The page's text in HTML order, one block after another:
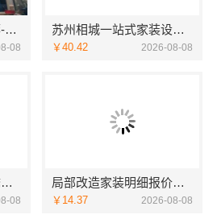
抗风抗震重钢别墅推荐-云南晟构建筑建材有限公司精选
08
苏州相城一站式家装设计多少钱拎包入住-苏州百年豪庭新材料有限公司
￥40.42 2026-08-08
江苏东钢厂家全屋不锈钢定制生产基地兴化江苏东钢金属科技有限公司
08
局部改造家装明细报价，万赢饰家直营家庭装修成本管控
￥14.37 2026-08-08